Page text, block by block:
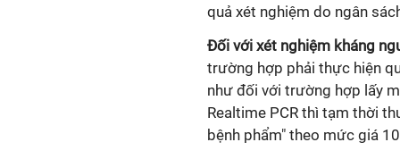
quả xét nghiệm do ngân
Đối với xét nghiệm kháng
trường hợp phải thực hiện
như đối với trường hợp lấy
Realtime PCR thì tạm thời
bệnh phẩm" theo mức giá